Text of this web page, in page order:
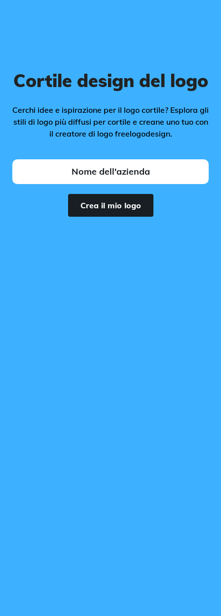
Cortile design del logo
Cerchi idee e ispirazione per il logo cortile? Esplora gli
stili di logo più diffusi per cortile e creane uno tuo con
il creatore di logo freelogodesign.
Crea il mio logo